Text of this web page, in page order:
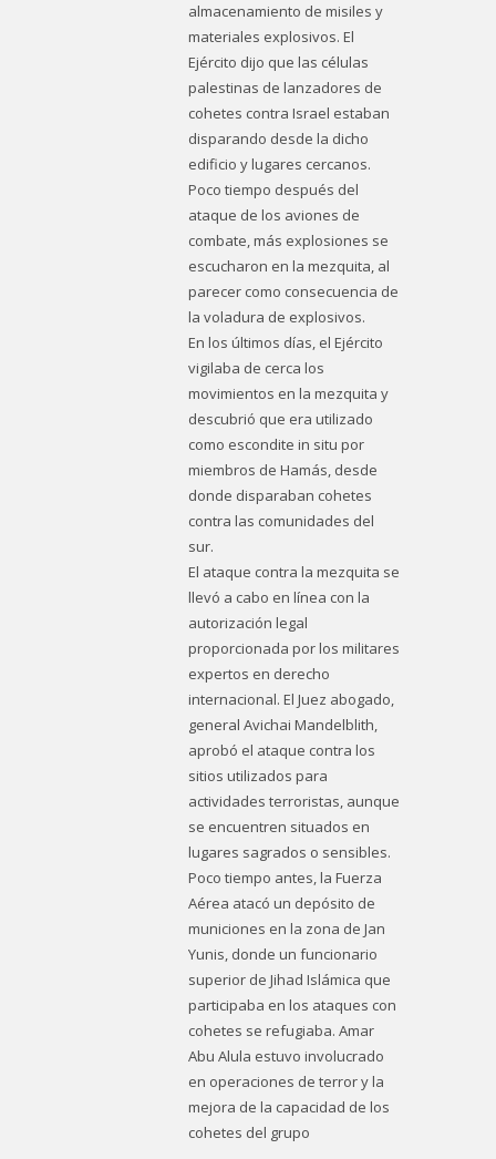
almacenamiento de misiles y
materiales explosivos. El
Ejército dijo que las células
palestinas de lanzadores de
cohetes contra Israel estaban
disparando desde la dicho
edificio y lugares cercanos.
Poco tiempo después del
ataque de los aviones de
combate, más explosiones se
escucharon en la mezquita, al
parecer como consecuencia de
la voladura de explosivos.
En los últimos días, el Ejército
vigilaba de cerca los
movimientos en la mezquita y
descubrió que era utilizado
como escondite in situ por
miembros de Hamás, desde
donde disparaban cohetes
contra las comunidades del
sur.
El ataque contra la mezquita se
llevó a cabo en línea con la
autorización legal
proporcionada por los militares
expertos en derecho
internacional. El Juez abogado,
general Avichai Mandelblith,
aprobó el ataque contra los
sitios utilizados para
actividades terroristas, aunque
se encuentren situados en
lugares sagrados o sensibles.
Poco tiempo antes, la Fuerza
Aérea atacó un depósito de
municiones en la zona de Jan
Yunis, donde un funcionario
superior de Jihad Islámica que
participaba en los ataques con
cohetes se refugiaba. Amar
Abu Alula estuvo involucrado
en operaciones de terror y la
mejora de la capacidad de los
cohetes del grupo